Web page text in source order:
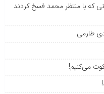
که با منتظر محمد فسخ کردند
طارمی
می‌کنیم!